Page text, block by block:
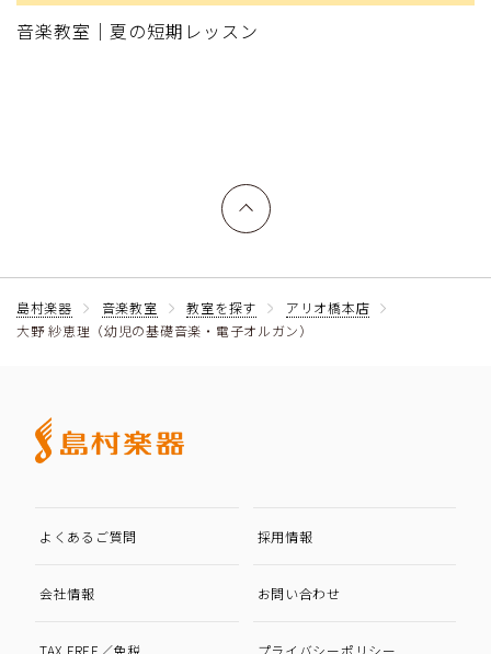
音楽教室｜夏の短期レッスン
上へ戻る
島村楽器 音楽教室 教室を探す
アリオ橋本店
大野 紗恵理（幼児の基礎音楽・電子オルガン）
よくあるご質問 採用情報
会社情報 お問い合わせ
TAX FREE／免税 プライバシーポリシー